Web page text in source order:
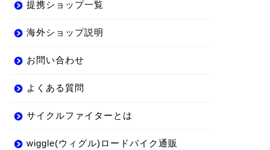
提携ショップ一覧
海外ショップ説明
お問い合わせ
よくある質問
サイクルファイターとは
wiggle(ウィグル)ロードバイク通販